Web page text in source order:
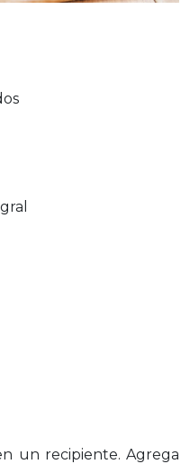
un recipiente. Agrega